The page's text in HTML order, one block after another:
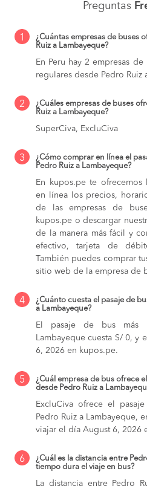
Preguntas
1
¿Cuántas empresas de buses
Ruiz a Lambayeque?
En Peru hay 2 empresas
regulares desde Pedro Ruiz
2
¿Cuáles empresas de buses
Ruiz a Lambayeque?
SuperCiva, ExcluCiva
3
¿Cómo comprar en línea el
Pedro Ruiz a Lambayeque?
En kupos.pe te
en línea los precios,
de las empresas de
kupos.pe o descargar
de la manera más fácil y
efectivo, tarjeta de
También puedes comprar
sitio web de la empresa de
4
¿Cuánto cuesta el pasaje de
a Lambayeque?
El pasaje de bus más
Lambayeque cuesta S/ 0, y
6, 2026 en kupos.pe.
5
¿Cuál empresa de bus ofrece
desde Pedro Ruiz a
ExcluCiva ofrece el
Pedro Ruiz a Lambayeque,
viajar el día August 6, 2026
6
¿Cuál es la distancia entre
tiempo dura el viaje en bus?
La distancia entre Pedro